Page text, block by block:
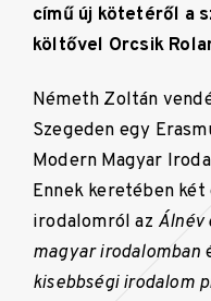
című új kötetéről a
költővel Orcsik
Németh Zoltán
Szegeden egy
Modern Magyar
Ennek keretében
irodalomról az Álnév
magyar irodalomban
kisebbségi irodalom